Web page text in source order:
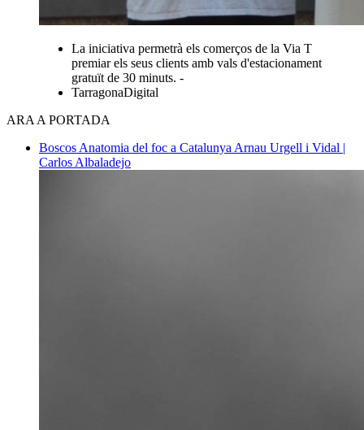
La iniciativa permetrà els comerços de la Via T
premiar els seus clients amb vals d'estacionament
gratuït de 30 minuts. -
TarragonaDigital
ARA A PORTADA
Boscos Anatomia del foc a Catalunya Arnau Urgell i Vidal |
Carlos Albaladejo